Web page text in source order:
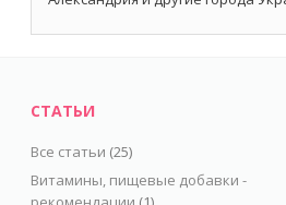
СТАТЬИ
Все статьи (25)
Витамины, пищевые добавки -